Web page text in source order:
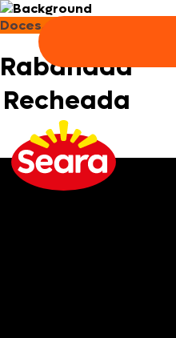
Doces, Bolos e Sobremesas
Rabanada
Recheada